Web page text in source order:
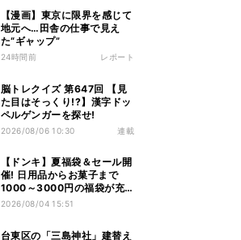
【漫画】東京に限界を感じて
地元へ…田舎の仕事で見え
た“ギャップ”
24時間前 レポート
脳トレクイズ 第647回 【見
た目はそっくり!?】漢字ドッ
ペルゲンガーを探せ!
2026/08/06 10:30 連載
【ドンキ】夏福袋＆セール開
催! 日用品からお菓子まで
1000～3000円の福袋が充
実、家電やアパレルなど人気
2026/08/04 15:51
台東区の「三島神社」建替え